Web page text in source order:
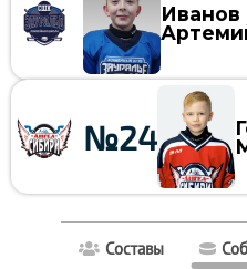
Иванов
№24
Составы